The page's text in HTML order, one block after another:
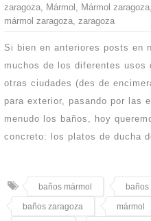
zaragoza, Mármol , Mármol zaragoza,
mármol zaragoza, zaragoza
Si bien en anteriores posts en
muchos de los diferentes usos
otras ciudades (des de
para exterior, pasando por las
menudo los baños, hoy
concreto: los platos de ducha
baños mármol
baños zaragoza mármol